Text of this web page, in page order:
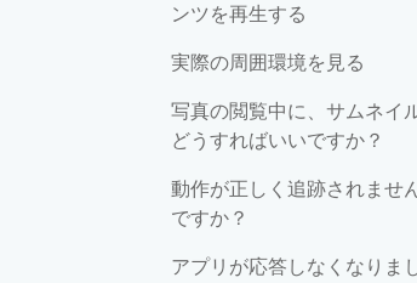
ンツを再生する
実際の周囲環境を見る
写真の閲覧中に、サムネイ
どうすればいいですか？
動作が正しく追跡されませ
ですか？
アプリが応答しなくなりま